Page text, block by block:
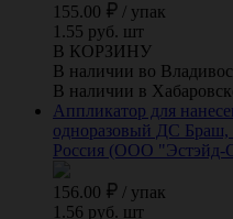
155.00 / упак
1.55 руб. шт
В КОРЗИНУ
В наличии во
В наличии в
Аппликатор для
одноразовый ДС Браш,
Россия (ООО "Эстэйд-
156.00 / упак
1.56 руб. шт